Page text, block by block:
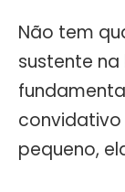
Não tem
sustente
convidativo
pequeno,